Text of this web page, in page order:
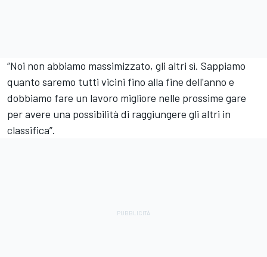
“Noi non abbiamo massimizzato, gli altri sì. Sappiamo
quanto saremo tutti vicini fino alla fine dell'anno e
dobbiamo fare un lavoro migliore nelle prossime gare
per avere una possibilità di raggiungere gli altri in
classifica”.